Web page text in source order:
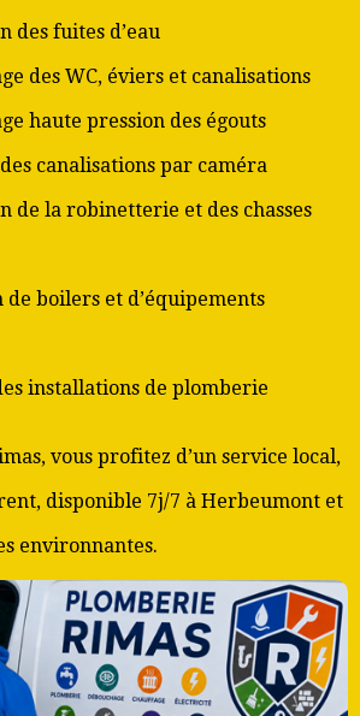
des fuites d’eau
des WC, éviers et canalisations
haute pression des égouts
canalisations par caméra
de la robinetterie et des chasses
de boilers et d’équipements
installations de plomberie
vous profitez d’un service local,
disponible 7j/7 à Herbeumont et
environnantes.